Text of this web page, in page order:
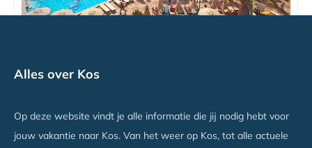
Alles over Kos
Op deze website vindt je alle informatie die jij nodig hebt voor
jouw vakantie naar Kos. Van het weer op Kos, tot alle actuele